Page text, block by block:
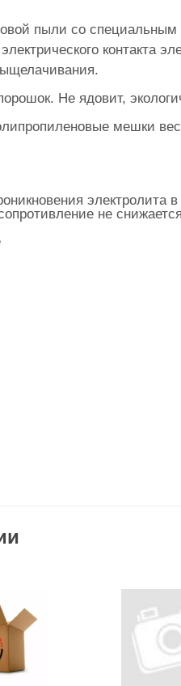
пыли со
контакта
Не ядовит,
мешки
электролита
не